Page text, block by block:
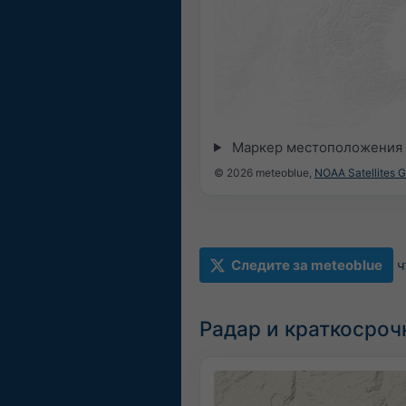
Маркер местоположения
© 2026 meteoblue, NOAA Satellites
Следите за meteoblue
Радар и